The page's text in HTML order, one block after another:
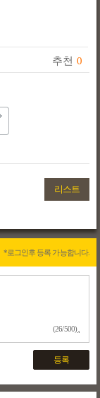
추천 0
리스트
*로그인후 등록 가능합니다.
(26/500)
등록